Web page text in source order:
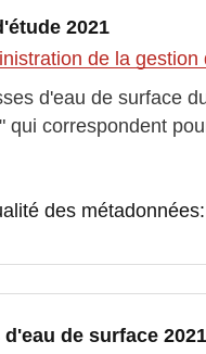
2021
de la gestion
d'eau de surface
qui correspondent
des métadonnées:
des métadonnées:
d'eau de surface